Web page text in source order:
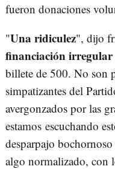
fueron donaciones
"Una ridiculez", dijo
financiación irregular
billete de 500. No son
simpatizantes del
avergonzados por las
estamos escuchando
desparpajo
algo normalizado, con